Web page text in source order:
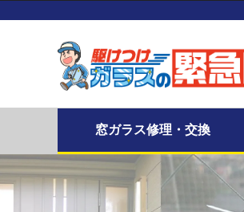
窓ガラス修理・交換